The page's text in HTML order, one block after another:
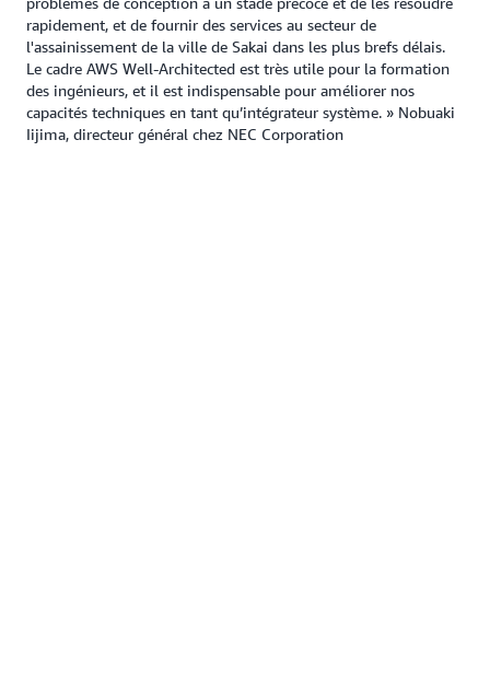
rapidement, et de fournir des services au secteur de
l'assainissement de la ville de Sakai dans les plus brefs délais.
Le cadre AWS Well-Architected est très utile pour la formation
des ingénieurs, et il est indispensable pour améliorer nos
capacités techniques en tant qu’intégrateur système. » Nobuaki
Iijima, directeur général chez NEC Corporation